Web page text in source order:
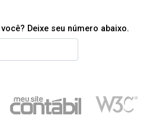
Deixe seu número abaixo.